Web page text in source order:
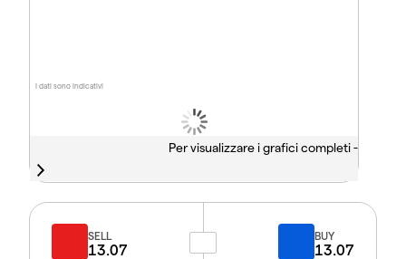
I dati sono indicativi
Per visualizzare i grafici completi -
SELL
13.07
BUY
13.07